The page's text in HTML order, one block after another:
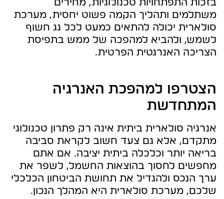
בזכות התפתחויות טכנולוגיות, מחירים
משתלמים ותהליך הקמה פשוט יחסית, מערכת
סולארית יכולה להתאים כמעט לכל גג חשוף
לשמש, ולהביא למהפכה של ממש בתפיסת
הצריכה האנרגטית הפרטית.
הצטרפו למהפכת האנרגיה
המתחדשת
אנרגיה סולארית ביתית אינה רק פתרון טכנולוגי
מתקדם, אלא גם צעד חשוב לקראת סביבה
בריאה יותר וכלכלה ביתית יציבה. אם אתם
מחפשים לחסוך בהוצאות החשמל, לשפר את
ערך הנכס ולהגדיל את תחושת הביטחון הכלכלי
שלכם, מערכת סולארית היא המהלך הנכון.